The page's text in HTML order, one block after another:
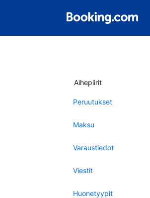
Aihepiirit
Peruutukset
Maksu
Varaustiedot
Viestit
Huonetyypit